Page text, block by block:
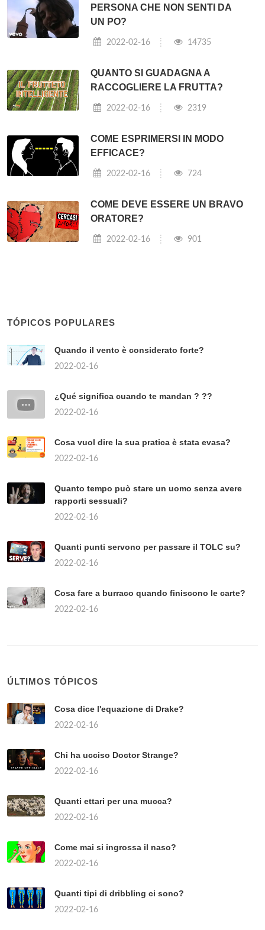
PERSONA CHE NON SENTI DA
UN PO?
2022-02-16 14735
QUANTO SI GUADAGNA A
RACCOGLIERE LA FRUTTA?
2022-02-16 2319
COME ESPRIMERSI IN MODO
EFFICACE?
2022-02-16 724
COME DEVE ESSERE UN BRAVO
ORATORE?
2022-02-16 901
TÓPICOS POPULARES
Quando il vento è considerato forte?
2022-02-16
¿Qué significa cuando te mandan ? ??
2022-02-16
Cosa vuol dire la sua pratica è stata evasa?
2022-02-16
Quanto tempo può stare un uomo senza avere
rapporti sessuali?
2022-02-16
Quanti punti servono per passare il TOLC su?
2022-02-16
Cosa fare a burraco quando finiscono le carte?
2022-02-16
ÚLTIMOS TÓPICOS
Cosa dice l'equazione di Drake?
2022-02-16
Chi ha ucciso Doctor Strange?
2022-02-16
Quanti ettari per una mucca?
2022-02-16
Come mai si ingrossa il naso?
2022-02-16
Quanti tipi di dribbling ci sono?
2022-02-16